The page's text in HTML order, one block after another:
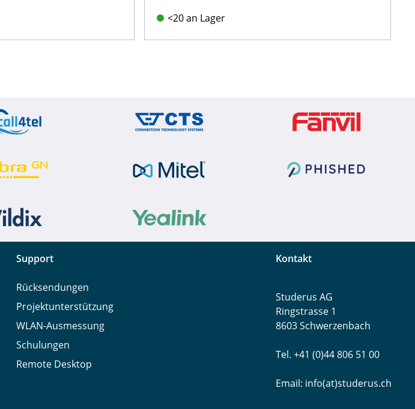
<20 an Lager
Support
Rücksendungen
Projektunterstützung
WLAN-Ausmessung
Schulungen
Remote Desktop
Kontakt
Studerus AG
Ringstrasse 1
8603 Schwerzenbach
Tel. +41 (0)44 806 51 00
Email: info(at)studerus.ch